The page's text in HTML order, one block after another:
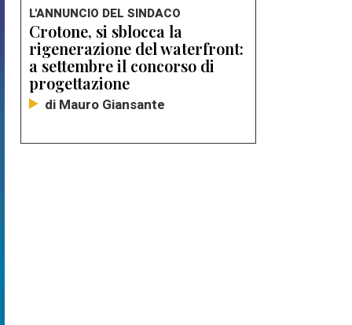
L'ANNUNCIO DEL SINDACO
Crotone, si sblocca la
rigenerazione del waterfront:
a settembre il concorso di
progettazione
di Mauro Giansante